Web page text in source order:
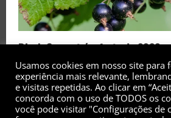
Black Currant é a fruta de 2026
Redação MC 0
Usamos cookies em nosso site para
experiência mais relevante,
e visitas repetidas. Ao clicar em
concorda com o uso de TODOS os
você pode visitar "Configurações de